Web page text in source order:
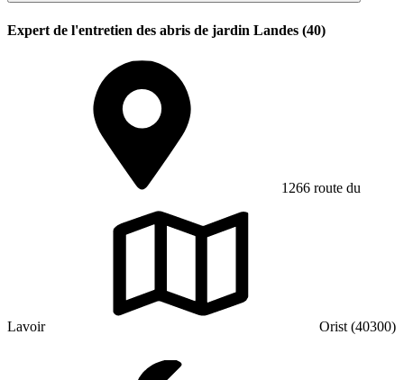
Expert de l'entretien des abris de jardin Landes (40)
1266 route du
Lavoir Orist (40300)